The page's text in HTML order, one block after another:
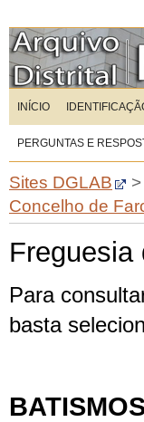
INÍCIO
PERGUNTAS E
Sites DGLAB >
Concelho de
Freguesia
Para
basta